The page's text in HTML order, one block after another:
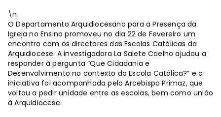
\n
O Departamento Arquidiocesano para a Presença da
Igreja no Ensino promoveu no dia 22 de Fevereiro um
encontro com os directores das Escolas Católicas da
Arquidiocese. A investigadora La Salete Coelho ajudou a
responder à pergunta “Que Cidadania e
Desenvolvimento no contexto da Escola Católica?” e a
iniciativa foi acompanhada pelo Arcebispo Primaz, que
voltou a pedir unidade entre as escolas, bem como união
à Arquidiocese.